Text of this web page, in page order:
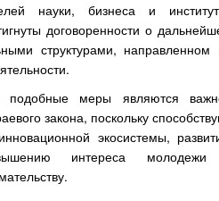
науки, бизнеса и
договоренности о
структурами, направленном
подобные меры являются
закона, поскольку
экосистемы,
интереса